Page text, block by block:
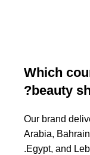
Which
beauty
Our brand
Arabia,
Egypt, and